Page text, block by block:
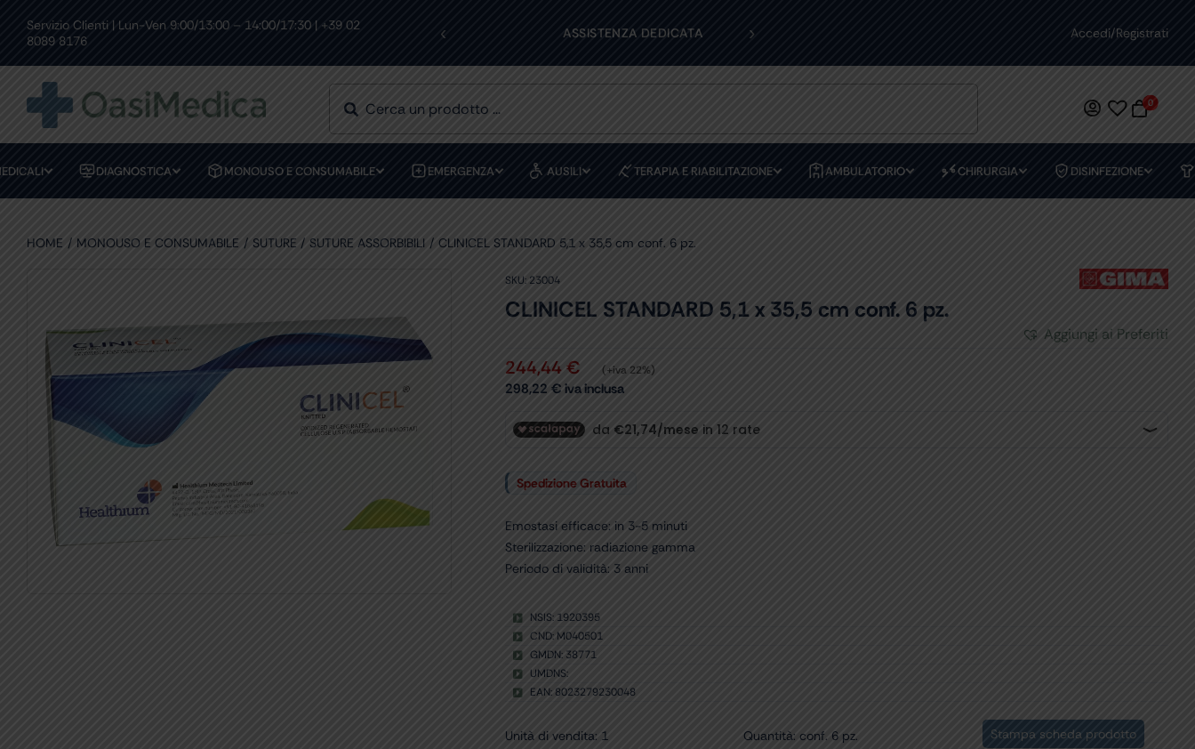
content
Servizio Clienti | Lun-Ven 9:00/13:00 – 14:00/17:30 | +39 02
8089 8176
‹
PAGAMENTI SICURI OLTRE 10.000 ARTICOLI ASSISTENZA DEDICATA › Accedi/Registrati
0
DIAGNOSTICA MONOUSO E CONSUMABILE EMERGENZA AUSILI TERAPIA E RIABILITAZIONE AMBULATORIO CHIRURGIA DISINFEZIONE
HOME MONOUSO E CONSUMABILE SUTURE SUTURE ASSORBIBILI CLINICEL STANDARD 5,1 x 35,5 cm conf. 6 pz.
SKU: 23004
CLINICEL STANDARD 5,1 x 35,5 cm conf. 6 pz.
Aggiungi ai Preferiti
244,44€ (+iva 22%)
298,22 € iva inclusa
Spedizione Gratuita
Emostasi efficace: in 3-5 minuti
Sterilizzazione: radiazione gamma
Periodo di validità: 3 anni
NSIS: 1920395
CND: M040501
GMDN: 38771
UMDNS:
EAN: 8023279230048
Unità di vendita: 1 Quantità: conf. 6 pz. Stampa scheda prodotto